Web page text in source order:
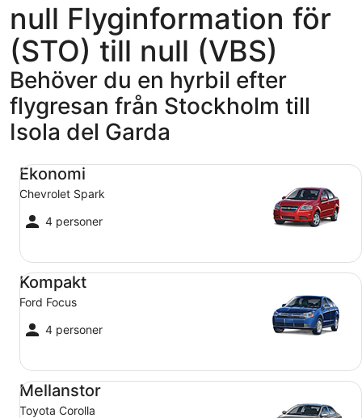
null Flyginformation för
(STO) till null (VBS)
Behöver du en hyrbil efter
flygresan från Stockholm till
Isola del Garda
Ekonomi
Chevrolet Spark
4 personer
Ekonomi Chevrolet Spark
Kompakt
Ford Focus
4 personer
Kompakt Ford Focus
Mellanstor
Toyota Corolla
Mellanstor Toyota Corolla